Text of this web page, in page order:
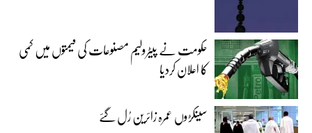
حکومت نے پیٹرولیم مصنوعات کی قیمتوں میں کمی
کا اعلان کردیا
سینکڑوں عمرہ زائرین رُل گئے